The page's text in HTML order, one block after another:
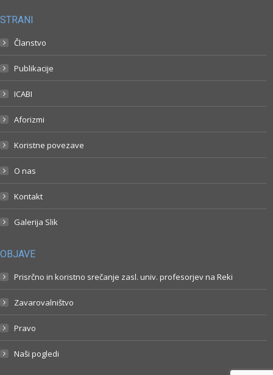
STRANI
Članstvo
Publikacije
ICABI
Aforizmi
Koristne povezave
O nas
Kontakt
Galerija Slik
OBJAVE
Prisrčno in koristno srečanje zasl. univ. profesorjev na Reki
Zavarovalništvo
Pravo
Naši pogledi